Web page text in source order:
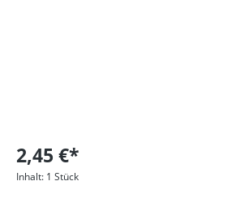
2,45 €*
Inhalt: 1 Stück